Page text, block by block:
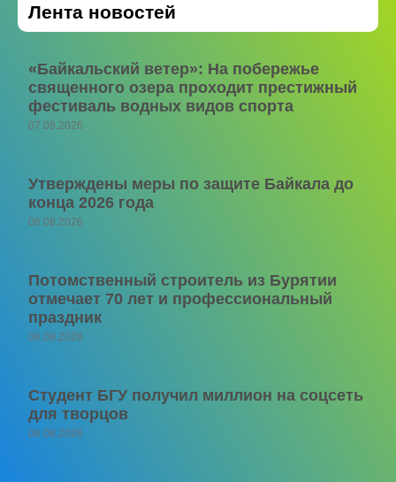
Лента новостей
«Байкальский ветер»: На побережье
священного озера проходит престижный
фестиваль водных видов спорта
07.08.2026
Утверждены меры по защите Байкала до
конца 2026 года
06.08.2026
Потомственный строитель из Бурятии
отмечает 70 лет и профессиональный
праздник
06.08.2026
Студент БГУ получил миллион на соцсеть
для творцов
06.08.2026